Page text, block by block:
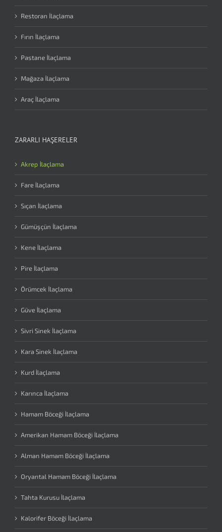
Restoran İlaçlama
Fırın İlaçlama
Pastane İlaçlama
Mağaza İlaçlama
Araç İlaçlama
ZARARLI HAŞERELER
Akrep İlaçlama
Fare İlaçlama
Sıçan İlaçlama
Gümüşçün İlaçlama
Kene İlaçlama
Pire İlaçlama
Örümcek İlaçlama
Güve İlaçlama
Sivri Sinek İlaçlama
Kara Sinek İlaçlama
Kurd İlaçlama
Karınca İlaçlama
Hamam Böceği İlaçlama
Amerikan Hamam Böceği İlaçlama
Alman Hamam Böceği İlaçlama
Oryantal Hamam Böceği İlaçlama
Tahta Kurusu İlaçlama
Kalorifer Böceği İlaçlama